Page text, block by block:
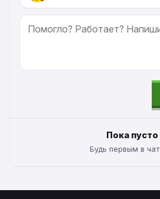
СООБЩЕНИЕ
Пока пусто
Будь первым в